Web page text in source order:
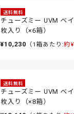
送料無料
チューズミー UVM ベ
枚入り（×6箱）
¥10,230 （1箱あたり:約
送料無料
チューズミー UVM ベ
枚入り（×8箱）